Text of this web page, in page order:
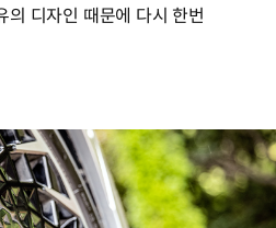
의 디자인 때문에 다시 한번